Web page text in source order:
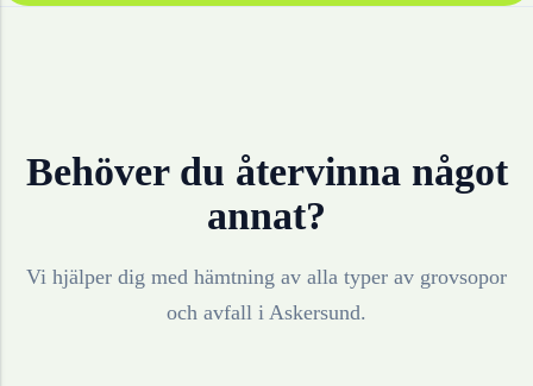
Behöver du återvinna något
annat?
Vi hjälper dig med hämtning av alla typer av grovsopor
och avfall i Askersund.